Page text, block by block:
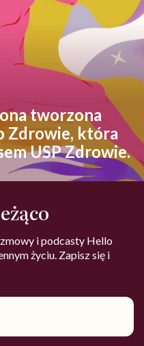
tworzona
Zdrowie, która
USP Zdrowie.
i podcasty Hello
życiu. Zapisz się i